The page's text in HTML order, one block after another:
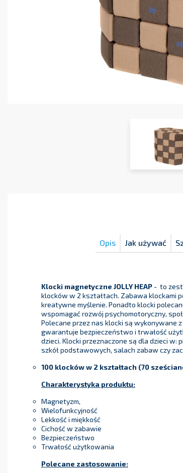
Opis Jak używać
Klocki magnetyczne JOLLY HEAP- to
klocków w 2 kształtach. Zabawa klockami
kreatywne myślenie. Ponadto klocki
wspomagać rozwój psychomotoryczny,
Polecane przez nas klocki są wykonywane
gwarantuje bezpieczeństwo i trwałość
dzieci. Klocki przeznaczone są dla dzieci w:
szkół podstawowych, salach zabaw czy
100 klocków w 2 kształtach (70
Charakterystyka produktu:
Magnetyzm,
Wielofunkcyjność
Lekkość i miękkość
Cichość w zabawie
Bezpieczeństwo
Trwałość użytkowania
Polecane zastosowanie: